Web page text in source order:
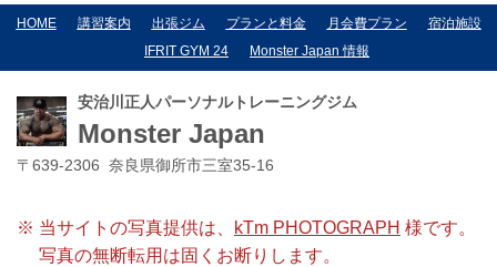
HOME 講習案内 出張ジム プランと料金 月会費プラン
宿泊施設
IFRIT GYM 24
Monster Japan 情報
安治川正人パーソナルトレーニングジム
Monster Japan
〒639-2306 奈良県御所市三室35-16
※ 当サイトの写真提供は、 kTm PHOTOGRAPH 様です。
写真の無断転用は固くお断りします。